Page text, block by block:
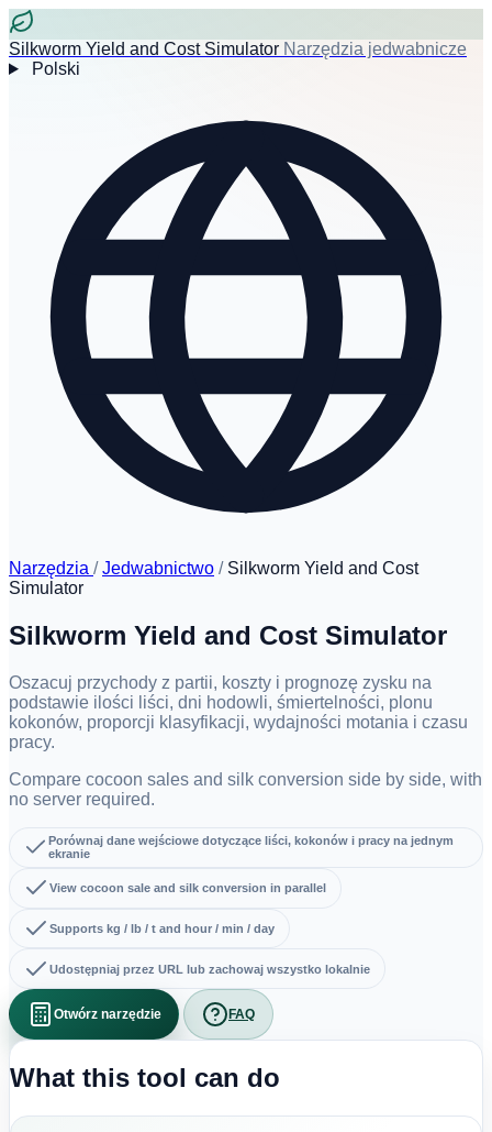
Silkworm Yield and Cost Simulator Narzędzia jedwabnicze
Polski
Narzędzia / Jedwabnictwo / Silkworm Yield and Cost
Simulator
Silkworm Yield and Cost Simulator
Oszacuj przychody z partii, koszty i prognozę zysku na
podstawie ilości liści, dni hodowli, śmiertelności, plonu
kokonów, proporcji klasyfikacji, wydajności motania i czasu
pracy.
Compare cocoon sales and silk conversion side by side, with
no server required.
Porównaj dane wejściowe dotyczące liści, kokonów i pracy na jednym
ekranie
View cocoon sale and silk conversion in parallel
Supports kg / lb / t and hour / min / day
Udostępniaj przez URL lub zachowaj wszystko lokalnie
Otwórz narzędzie FAQ
What this tool can do